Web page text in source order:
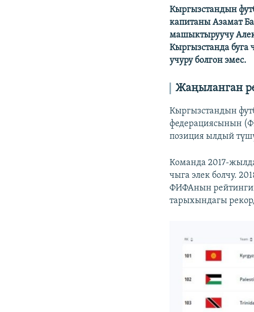
Кыргызстандын
капитаны Азамат
машыктыруучу
Кыргызстанда
учуру болгон эмес.
Жаңыланган
Кыргызстандын
федерациясынын
позиция ылдый
Команда 2017-
чыга элек болчу.
ФИФАнын
тарыхындагы